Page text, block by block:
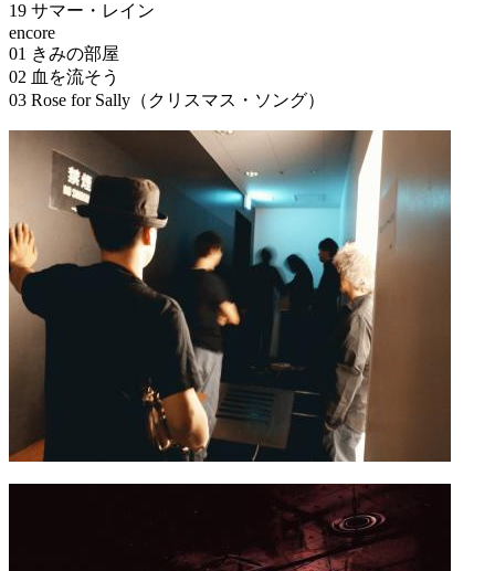
19 サマー・レイン
encore
01 きみの部屋
02 血を流そう
03 Rose for Sally（クリスマス・ソング）